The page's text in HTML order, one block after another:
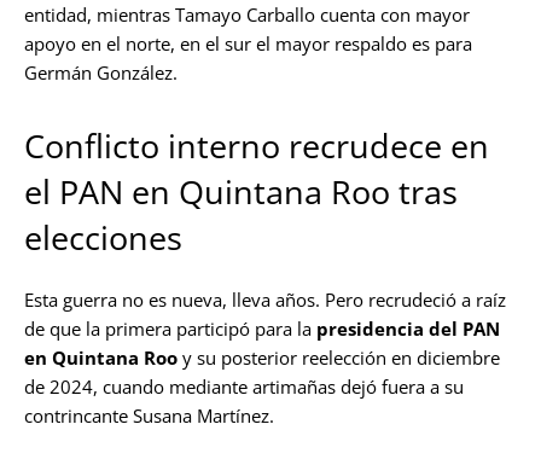
entidad, mientras Tamayo Carballo cuenta con mayor
apoyo en el norte, en el sur el mayor respaldo es para
Germán González.
Conflicto interno recrudece en
el PAN en Quintana Roo tras
elecciones
Esta guerra no es nueva, lleva años. Pero recrudeció a raíz
de que la primera participó para la presidencia del PAN
en Quintana Roo y su posterior reelección en diciembre
de 2024, cuando mediante artimañas dejó fuera a su
contrincante Susana Martínez.